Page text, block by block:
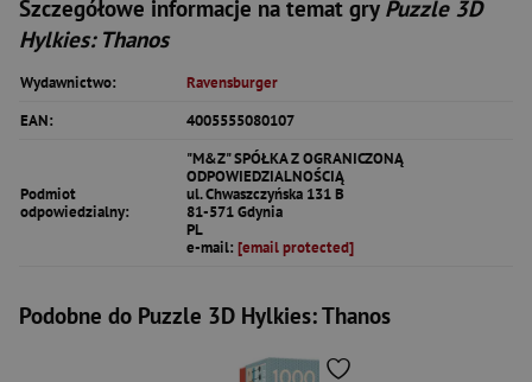
Szczegółowe informacje na temat gry Puzzle 3D
Hylkies: Thanos
Wydawnictwo:
Ravensburger
EAN:
4005555080107
Podmiot
odpowiedzialny:
"M&Z" SPÓŁKA Z OGRANICZONĄ
ODPOWIEDZIALNOŚCIĄ
ul. Chwaszczyńska 131 B
81-571 Gdynia
PL
e-mail: [email protected]
Podobne do Puzzle 3D Hylkies: Thanos